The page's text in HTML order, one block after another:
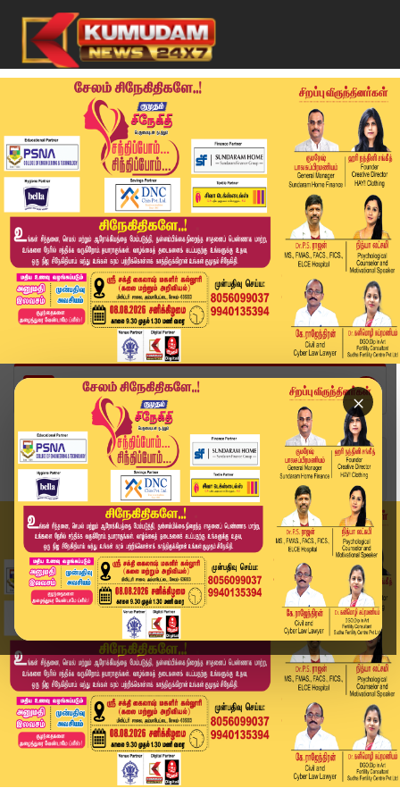
×
Home
வீடியோ ஸ்டோரி
BREAKING : தென்மேற்கு பருவமழைக்கு முன்கூட்டியே ...